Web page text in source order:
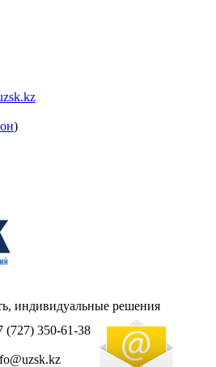
)
индивидуальные решения
(727) 350-61-38